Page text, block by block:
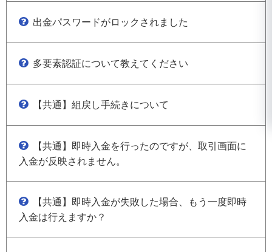
出金パスワードがロックされました
多要素認証について教えてください
【共通】組戻し手続きについて
【共通】即時入金を行ったのですが、取引画面に
入金が反映されません。
【共通】即時入金が失敗した場合、もう一度即時
入金は行えますか？